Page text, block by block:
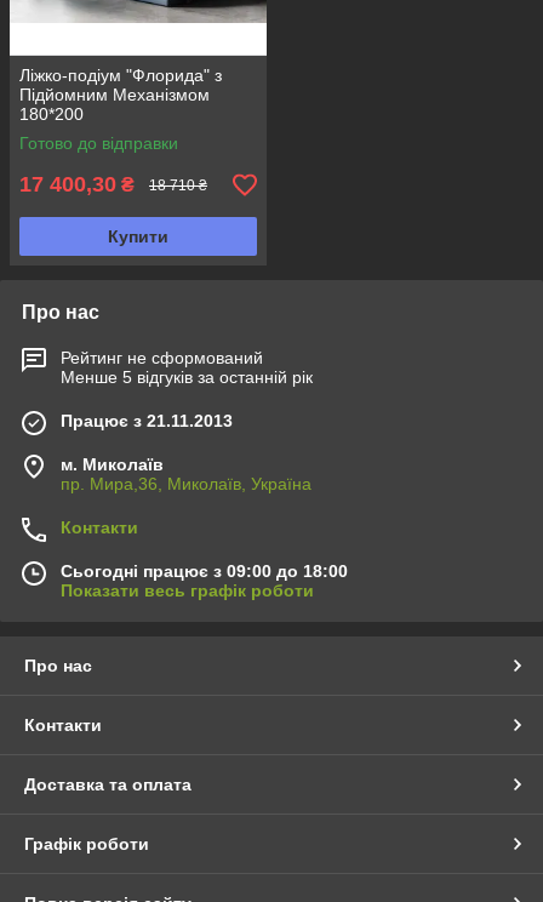
Ліжко-подіум "Флорида" з
Підйомним Механізмом
180*200
Готово до відправки
17 400,30 ₴ 18 710 ₴
Купити
Про нас
Рейтинг не сформований
Менше 5 відгуків за останній рік
Працює з 21.11.2013
м. Миколаїв
пр. Мира,36, Миколаїв, Україна
Контакти
Сьогодні працює з 09:00 до 18:00
Показати весь графік роботи
Про нас
Контакти
Доставка та оплата
Графік роботи